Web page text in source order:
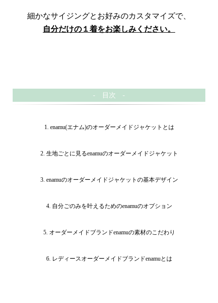
細かなサイジングとお好みのカスタマイズで、
自分だけの１着をお楽しみください。
- 目次 -
1. enamu(エナム)のオーダーメイドジャケットとは
2. 生地ごとに見るenamuのオーダーメイドジャケット
3. enamuのオーダーメイドジャケットの基本デザイン
4. 自分ごのみを叶えるためのenamuのオプション
5. オーダーメイドブランドenamuの素材のこだわり
6. レディースオーダーメイドブランドenamuとは